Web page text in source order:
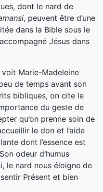
dont le nard de
, peuvent être d’une
dans la Bible sous le
Jésus dans
Marie-Madeleine
de temps avant son
bibliques, on cite le
du geste de
qu’on prenne soin de
le don et l’aide
dont l’essence est
odeur d’humus
le nard nous éloigne de
Présent et bien